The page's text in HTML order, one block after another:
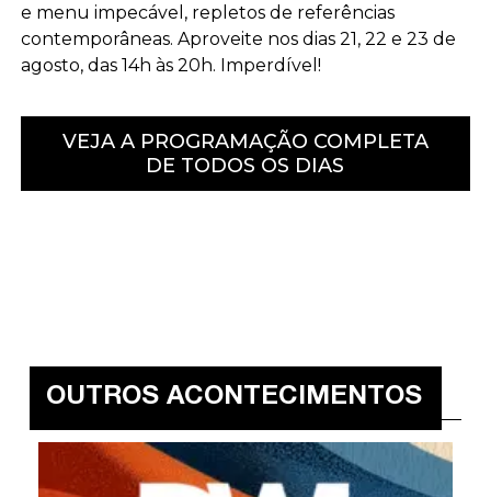
e menu impecável, repletos de referências
contemporâneas. Aproveite nos dias 21, 22 e 23 de
agosto, das 14h às 20h. Imperdível!
VEJA A PROGRAMAÇÃO COMPLETA
DE TODOS OS DIAS
OUTROS ACONTECIMENTOS